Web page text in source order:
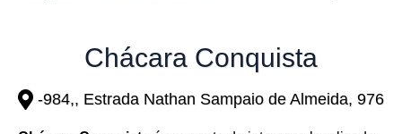
Chácara Conquista
-984,, Estrada Nathan Sampaio de Almeida, 976